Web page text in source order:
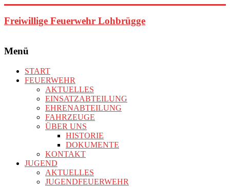
Inhalt
springen
Freiwillige Feuerwehr Lohbrügge
Menü
START
FEUERWEHR
AKTUELLES
EINSATZABTEILUNG
EHRENABTEILUNG
FAHRZEUGE
ÜBER UNS
HISTORIE
DOKUMENTE
KONTAKT
JUGEND
AKTUELLES
JUGENDFEUERWEHR